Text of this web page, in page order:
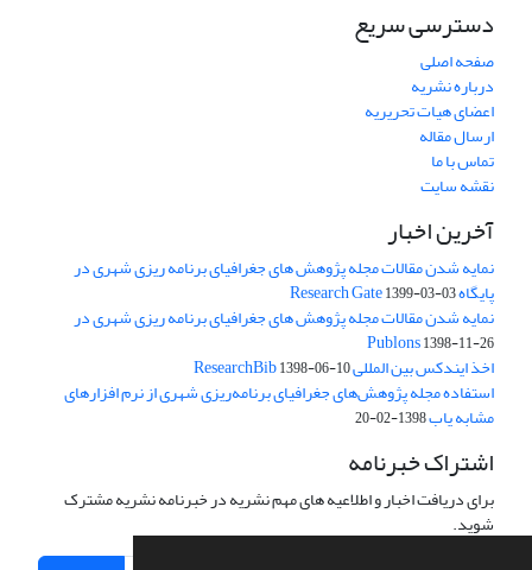
دسترسی سریع
صفحه اصلی
درباره نشریه
اعضای هیات تحریریه
ارسال مقاله
تماس با ما
نقشه سایت
آخرین اخبار
نمایه شدن مقالات مجله پژوهش های جغرافیای برنامه ریزی شهری در
پایگاه Research Gate1399-03-03
نمایه شدن مقالات مجله پژوهش های جغرافیای برنامه ریزی شهری در
Publons1398-11-26
اخذ ایندکس بین المللی ResearchBib1398-06-10
استفاده مجله پژوهش‌های جغرافیای برنامه‌ریزی شهری از نرم افزارهای
مشابه یاب1398-02-20
اشتراک خبرنامه
برای دریافت اخبار و اطلاعیه های مهم نشریه در خبرنامه نشریه مشترک
شوید.